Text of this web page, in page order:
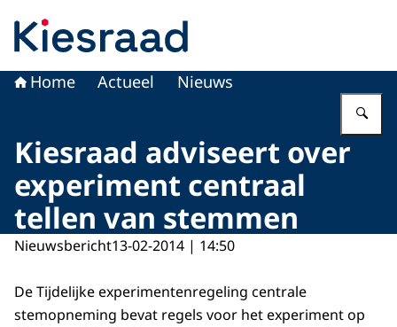
Home Actueel Nieuws
Kiesraad adviseert over
experiment centraal
tellen van stemmen
Nieuwsbericht13-02-2014 | 14:50
De Tijdelijke experimentenregeling centrale
stemopneming bevat regels voor het experiment op